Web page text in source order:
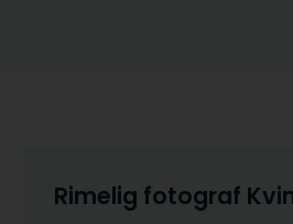
Rimelig fotograf